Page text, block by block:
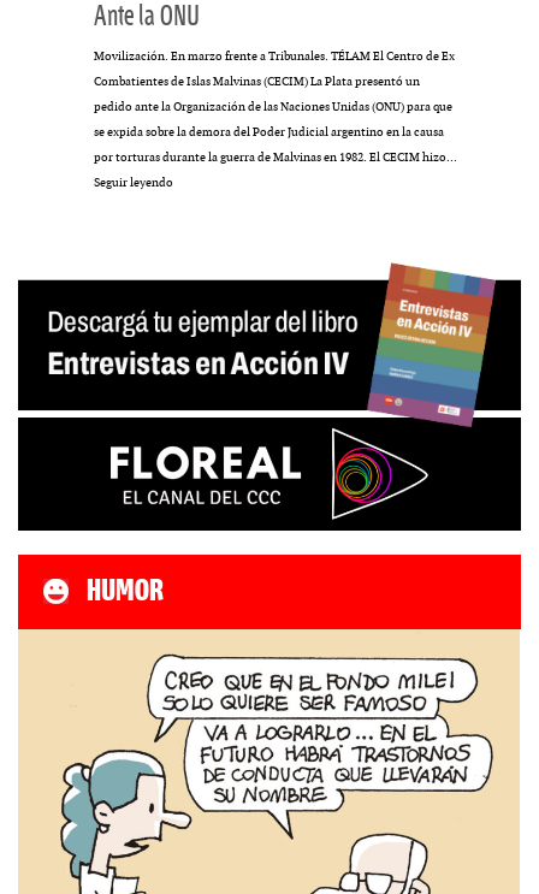
Ante la ONU
Movilización. En marzo frente a Tribunales. TÉLAM El Centro de Ex
Combatientes de Islas Malvinas (CECIM) La Plata presentó un
pedido ante la Organización de las Naciones Unidas (ONU) para que
se expida sobre la demora del Poder Judicial argentino en la causa
por torturas durante la guerra de Malvinas en 1982. El CECIM hizo…
Seguir leyendola
HUMOR